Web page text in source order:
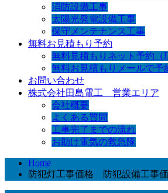
消防設備工事
太陽光発電設備工事
保守メンテナンス工事
無料お見積もり予約
無料見積もりネット予約（
無料お見積もりメールで予
お問い合わせ
株式会社田島電工 営業エリア
会社概要
よくある質問
工事完了までの流れ
お助け電気の救急隊
Home
防犯灯工事価格 防犯設備工事